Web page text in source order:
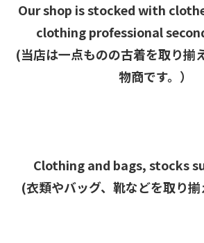
Our shop is stocked with
clothing professional
(当店は一点ものの古着を取り揃
物商です。）
Clothing and bags, stocks
(衣類やバッグ、靴などを取り